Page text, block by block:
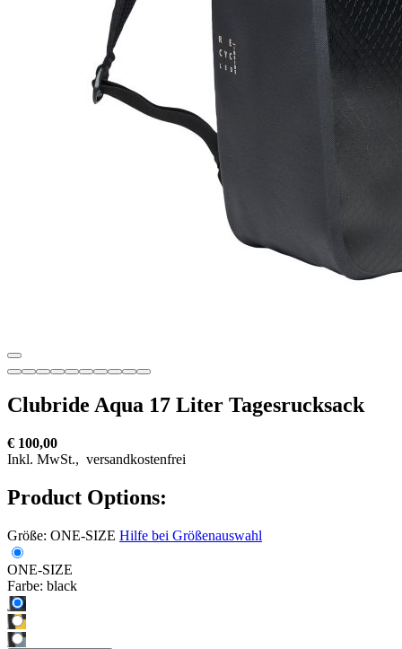
Clubride Aqua 17 Liter Tagesrucksack
€ 100,00
Inkl. MwSt., versandkostenfrei
Product Options:
Größe: ONE-SIZE Hilfe bei Größenauswahl
ONE-SIZE
Farbe: black